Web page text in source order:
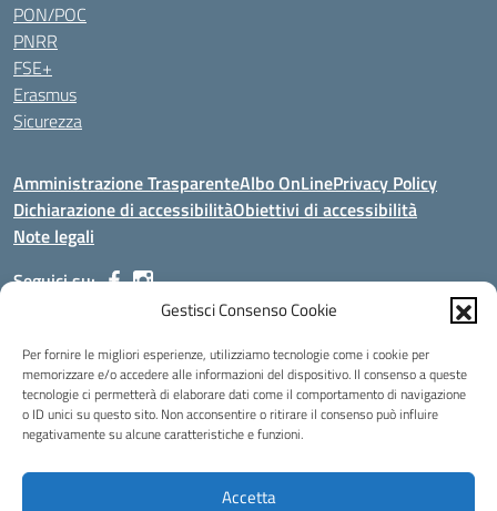
Gestisci Consenso Cookie
Per fornire le migliori esperienze, utilizziamo tecnologie come i cookie per
memorizzare e/o accedere alle informazioni del dispositivo. Il consenso a queste
tecnologie ci permetterà di elaborare dati come il comportamento di navigazione
o ID unici su questo sito. Non acconsentire o ritirare il consenso può influire
negativamente su alcune caratteristiche e funzioni.
Accetta
PON/POC
PNRR
FSE+
Erasmus
Sicurezza
Amministrazione TrasparenteAlbo OnLinePrivacy Policy
Dichiarazione di accessibilitàObiettivi di accessibilità
Note legali
Seguici su:
Indirizzo:Via Malagrida, 3 - 22017 Menaggio (CO)
Centralino:+39 0344.32.539 Email:cois00100g@istruzione.it
Posta elettronica certificata (PEC):cois00100g@pec.istruzione.it
Codice fiscale: 84004690131
Codice Indice delle Pubbliche Amministrazioni (IPA): istsc_cois00100g